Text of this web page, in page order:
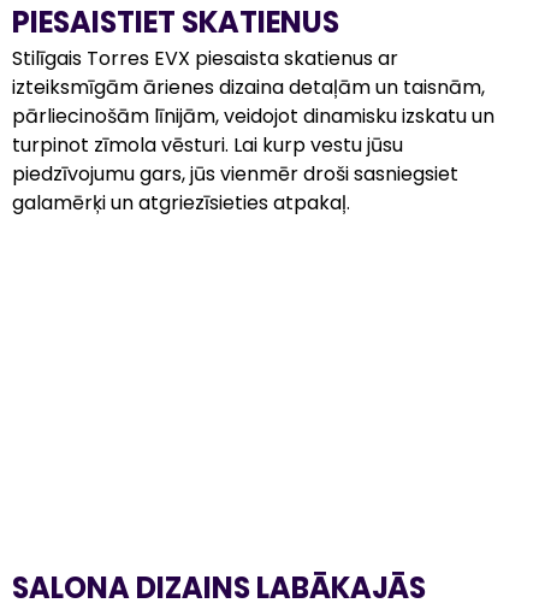
PIESAISTIET SKATIENUS
Stilīgais Torres EVX piesaista skatienus ar
izteiksmīgām ārienes dizaina detaļām un taisnām,
pārliecinošām līnijām, veidojot dinamisku izskatu un
turpinot zīmola vēsturi. Lai kurp vestu jūsu
piedzīvojumu gars, jūs vienmēr droši sasniegsiet
galamērķi un atgriezīsieties atpakaļ.
SALONA DIZAINS LABĀKAJĀS